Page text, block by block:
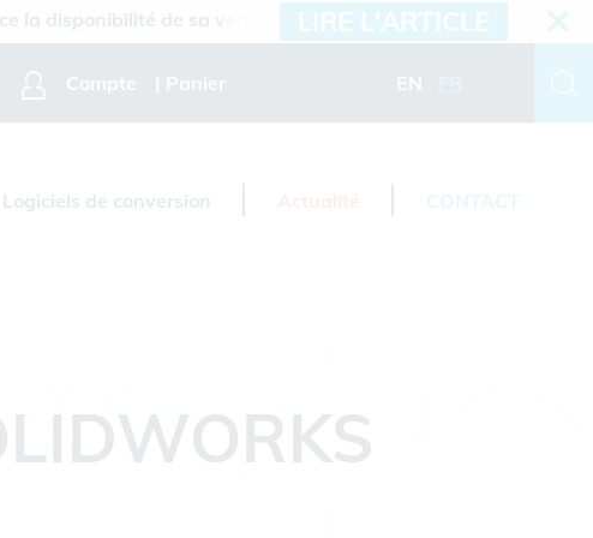
de sa version 2026.3 LIRE L'ARTICLE
Compte Panier EN
Logiciels de conversion CONTACT